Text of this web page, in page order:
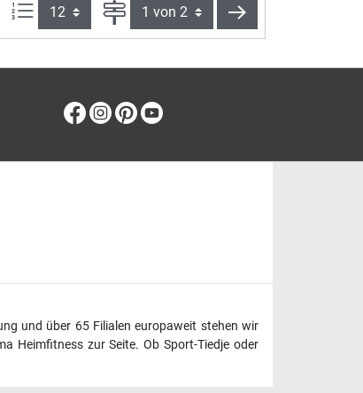
Artikel pro Seite: Seite weiter
Facebook
Instagram
Pinterest
und über 65 Filialen europaweit stehen wir
Heimfitness zur Seite. Ob Sport-Tiedje oder